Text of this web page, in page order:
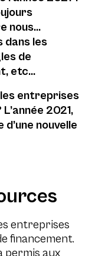
nous…
dans les
de
etc…
entreprises
2021,
nouvelle
entreprises
financement.